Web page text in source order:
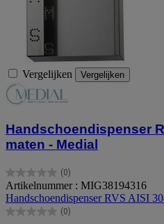
Vergelijken Vergelijken
Handschoendispenser
maten - Medial
(0)
0.0
van
de
5
Artikelnummer : MIG38194316
Handschoendispenser RVS AISI
(0)
0.0